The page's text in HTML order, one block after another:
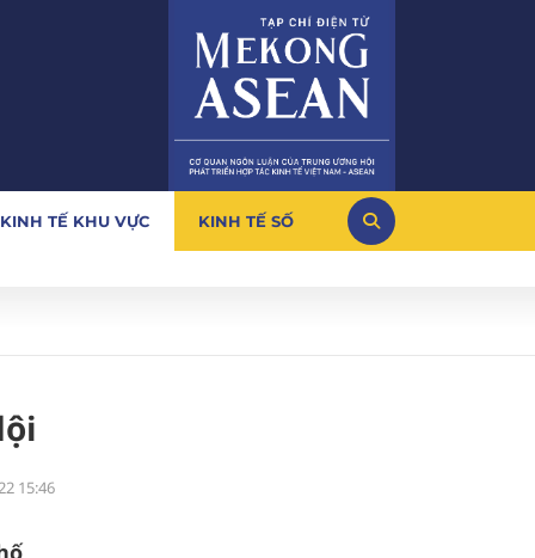
KINH TẾ KHU VỰC KINH TẾ SỐ
15:46